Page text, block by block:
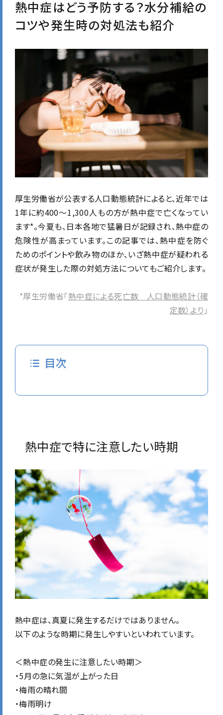
熱中症はどう予防する？水分補給の
コツや発生時の対処法も紹介
厚生労働省が公表する人口動態統計によると、近年では
1年に約400～1,300人もの方が熱中症で亡くなってい
ます*。今夏も、日本各地で猛暑日が記録され、熱中症の
危険性が高まっています。この記事では、熱中症を防ぐ
ためのポイントや飲み物のほか、いざ熱中症が疑われる
症状が発生した際の対処方法についてもご紹介します。
*厚生労働省「熱中症による死亡数 人口動態統計（確
定数）より 」
目次
熱中症で特に注意したい時期
熱中症は、真夏に発生するだけではありません。
以下のような時期に発生しやすいといわれています。
＜熱中症の発生に注意したい時期＞
・5月の急に気温が上がった日
・梅雨の晴れ間
・梅雨明け